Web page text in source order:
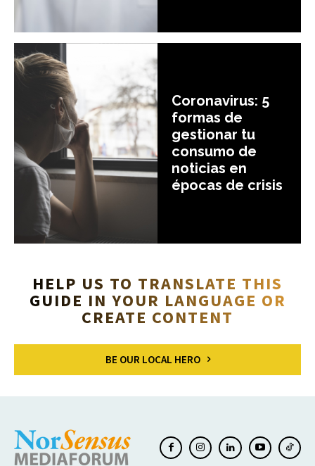
Coronavirus: 5
formas de
gestionar tu
consumo de
noticias en
épocas de crisis
HELP US TO TRANSLATE THIS
GUIDE IN YOUR LANGUAGE OR
CREATE CONTENT
BE OUR LOCAL HERO